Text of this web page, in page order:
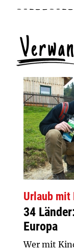
Urlaub mit
34
Europa
Wer mit